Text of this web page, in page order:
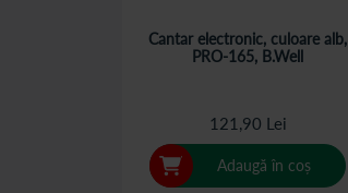
Cantar electronic, culoare alb,
PRO-165, B.Well
121,90 Lei
Adaugă în coș